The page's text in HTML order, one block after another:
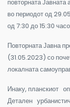
повторната
во периодот од
од 7:30 до 15:30
Повторната Јавна
(31.05.2023) со
локалната
Инаку, планскиот
Детален